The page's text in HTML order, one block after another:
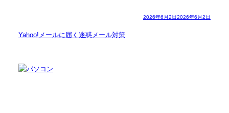
2026年6月2日2026年6月2日
Yahoo!メールに届く迷惑メール対策